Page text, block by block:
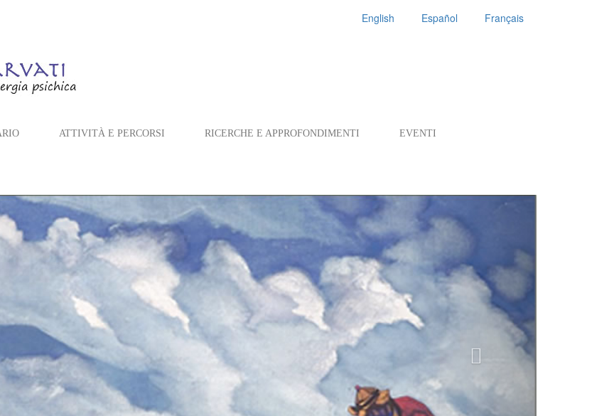
English Español Français
ATTIVITÀ E PERCORSI RICERCHE E APPROFONDIMENTI EVENTI